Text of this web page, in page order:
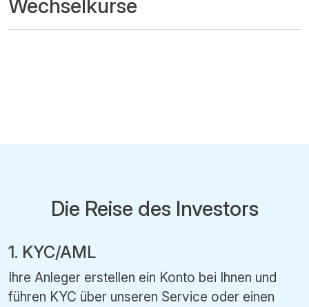
Wechselkurse
Die Reise des Investors
1. KYC/AML
Ihre Anleger erstellen ein Konto bei Ihnen und
führen KYC über unseren Service oder einen